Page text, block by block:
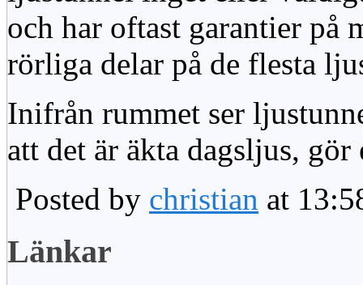
och har oftast garantier på
rörliga delar på de flesta
Inifrån rummet ser
att det är äkta dagsljus,
Posted by christian at
Länkar